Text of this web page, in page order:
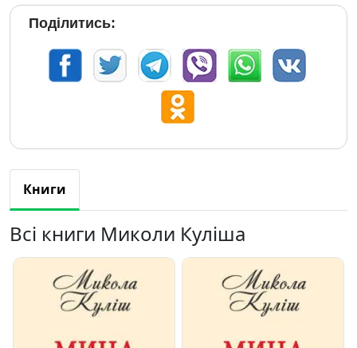
Поділитись:
Книги
Всі книги Миколи Куліша